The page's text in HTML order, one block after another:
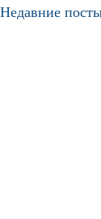
Недавние